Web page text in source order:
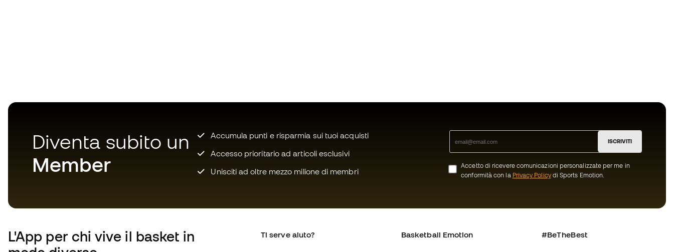
Diventa subito un
Member
Accumula punti e risparmia sui tuoi acquisti
Accesso prioritario ad articoli esclusivi
Unisciti ad oltre mezzo milione di membri
ISCRIVITI
Accetto di ricevere comunicazioni personalizzate per me in
conformità con la Privacy Policydi Sports Emotion.
L'App per chi vive il basket in
Ti serve aiuto? Basketball Emotion #BeTheBest